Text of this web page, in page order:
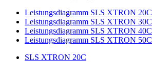
Leistungsdiagramm SLS XTRON 20C
Leistungsdiagramm SLS XTRON 30C
Leistungsdiagramm SLS XTRON 40C
Leistungsdiagramm SLS XTRON 50C
SLS XTRON 20C